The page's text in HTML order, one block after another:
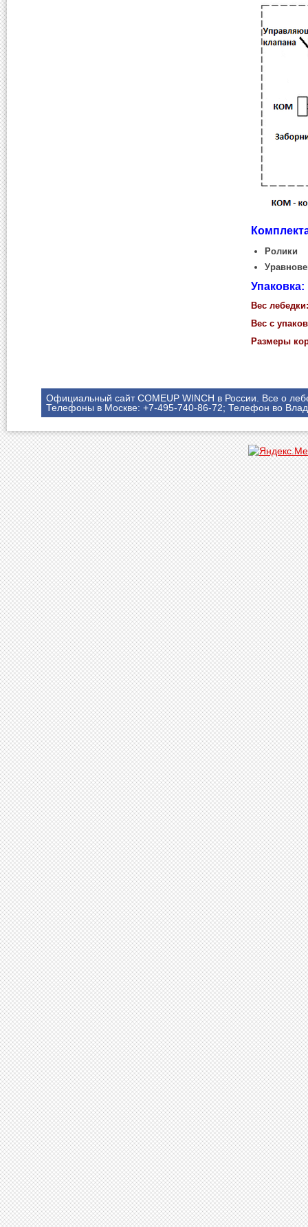
Ролики
Упаковка:
Вес лебедки:
Вес с
Размеры
Официальный сайт COMEUP WINCH в России. Все о
Телефоны в Москве: +7-495-740-86-72; Телефон во